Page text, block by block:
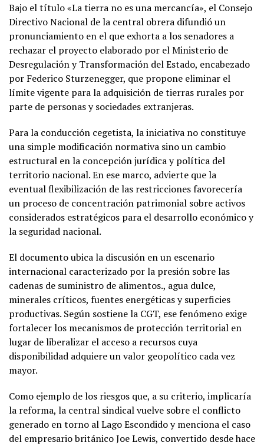
Bajo el título «La tierra no es una mercancía», el Consejo
Directivo Nacional de la central obrera difundió un
pronunciamiento en el que exhorta a los senadores a
rechazar el proyecto elaborado por el Ministerio de
Desregulación y Transformación del Estado, encabezado
por Federico Sturzenegger, que propone eliminar el
límite vigente para la adquisición de tierras rurales por
parte de personas y sociedades extranjeras.
Para la conducción cegetista, la iniciativa no constituye
una simple modificación normativa sino un cambio
estructural en la concepción jurídica y política del
territorio nacional. En ese marco, advierte que la
eventual flexibilización de las restricciones favorecería
un proceso de concentración patrimonial sobre activos
considerados estratégicos para el desarrollo económico y
la seguridad nacional.
El documento ubica la discusión en un escenario
internacional caracterizado por la presión sobre las
cadenas de suministro de alimentos., agua dulce,
minerales críticos, fuentes energéticas y superficies
productivas. Según sostiene la CGT, ese fenómeno exige
fortalecer los mecanismos de protección territorial en
lugar de liberalizar el acceso a recursos cuya
disponibilidad adquiere un valor geopolítico cada vez
mayor.
Como ejemplo de los riesgos que, a su criterio, implicaría
la reforma, la central sindical vuelve sobre el conflicto
generado en torno al Lago Escondido y menciona el caso
del empresario británico Joe Lewis, convertido desde hace